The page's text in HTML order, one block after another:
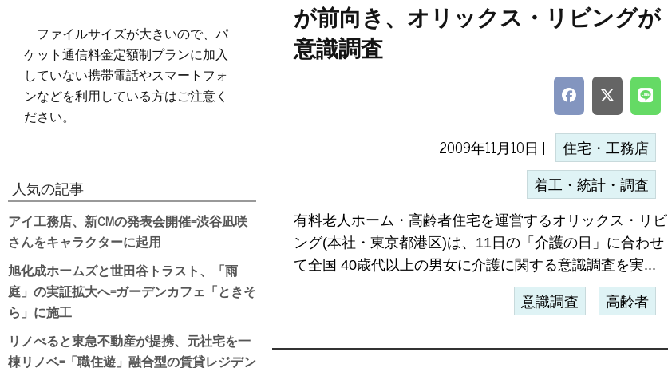
が前向き、オリックス・リビングが
意識調査
2009年11月10日 | 住宅・工務店
着工・統計・調査
有料老人ホーム・高齢者住宅を運営するオリックス・リビ
ング(本社・東京都港区)は、11日の「介護の日」に合わせ
て全国 40歳代以上の男女に介護に関する意識調査を実...
意識調査 高齢者
ファイルサイズが大きいので、パ
ケット通信料金定額制プランに加入
していない携帯電話やスマートフォ
ンなどを利用している方はご注意く
ださい。
人気の記事
アイ工務店、新CMの発表会開催=渋谷凪咲
さんをキャラクターに起用
旭化成ホームズと世田谷トラスト、「雨
庭」の実証拡大へ=ガーデンカフェ「ときそ
ら」に施工
リノべると東急不動産が提携、元社宅を一
棟リノベ=「職住遊」融合型の賃貸レジデン